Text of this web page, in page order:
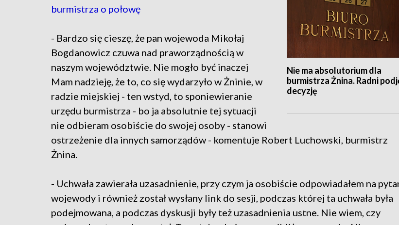
Nie ma absolutorium dla
burmistrza Żnina. Radni
decyzję
burmistrza o połowę
- Bardzo się cieszę, że pan wojewoda Mikołaj
Bogdanowicz czuwa nad praworządnością w
naszym województwie. Nie mogło być inaczej
Mam nadzieję, że to, co się wydarzyło w Żninie, w
radzie miejskiej - ten wstyd, to sponiewieranie
urzędu burmistrza - bo ja absolutnie tej sytuacji
nie odbieram osobiście do swojej osoby - stanowi
ostrzeżenie dla innych samorządów - komentuje Robert Luchowski, burmistrz
Żnina.
- Uchwała zawierała uzasadnienie, przy czym ja osobiście odpowiadałem na
wojewody i również został wysłany link do sesji, podczas której ta uchwała była
podejmowana, a podczas dyskusji były też uzasadnienia ustne. Nie wiem, czy